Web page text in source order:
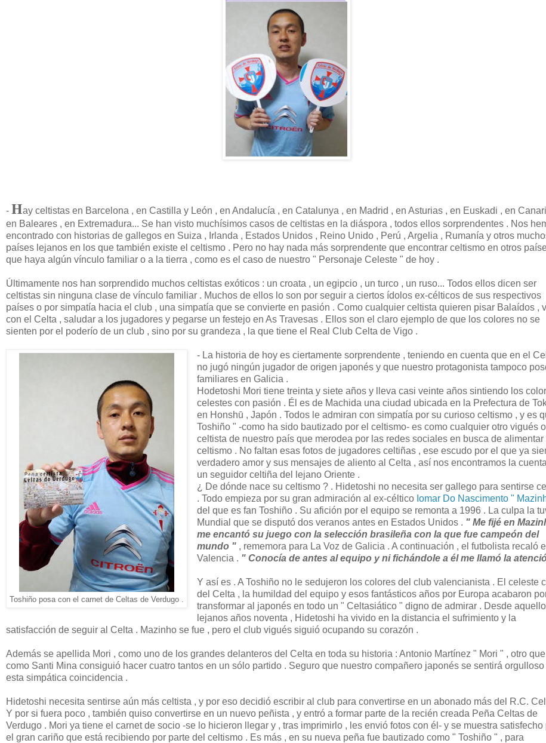
- Hay celtistas en Barcelona , en Castilla y León , en Andalucía , en Catalunya , en Madrid , en Asturias , en Euskadi , en
en Baleares , en Extremadura... Se han visto muchísimos casos de celtistas en la diáspora , todos ellos sorprendentes . Nos
encontrado con historias de gallegos en Suiza , Irlanda , Estados Unidos , Reino Unido , Perú , Argelia , Rumanía y otros
países lejanos en los que también existe el celtismo . Pero no hay nada más sorprendente que encontrar celtismo en otros
que haya algún vínculo familiar o a la tierra , como es el caso de nuestro " Personaje Celeste " de hoy .
Últimamente nos han sorprendido muchos celtistas exóticos : un croata , un egipcio , un turco , un ruso... Todos ellos dicen ser
celtistas sin ninguna clase de vínculo familiar . Muchos de ellos lo son por seguir a ciertos ídolos ex-célticos de sus respectivos
países o por simpatía hacia el club , una simpatía que se convierte en pasión . Como cualquier celtista quieren pisar Balaídos ,
con el Celta , saludar a los jugadores y pegarse un festejo en As Travesas . Ellos son el claro ejemplo de que los colores no se
sienten por el poderío de un club , sino por su grandeza , la que tiene el Real Club Celta de Vigo .
Toshiño posa con el carnet de Celtas de Verdugo .
- La historia de hoy es ciertamente sorprendente , teniendo en cuenta que en el
no jugó ningún jugador de origen japonés y que nuestro protagonista tampoco
familiares en Galicia .
Hodetoshi Mori tiene treinta y siete años y lleva casi veinte años sintiendo los
celestes con pasión . Él es de Machida una ciudad ubicada en la Prefectura de
en Honshū , Japón . Todos le admiran con simpatía por su curioso celtismo , y es
Toshiño " -como ha sido bautizado por el celtismo- es como cualquier otro vigués o
celtista de nuestro país que merodea por las redes sociales en busca de alimentar
celtismo . No faltan esas fotos de jugadores celtiñas , ese escudo por el que ya
verdadero amor y sus mensajes de aliento al Celta , así nos encontramos la
un seguidor celtiña del lejano Oriente .
¿ De dónde nace su celtismo ? . Hidetoshi no necesita ser gallego para sentirse
. Todo empieza por su gran admiración al ex-céltico Iomar Do Nascimento "
del que es fan Toshiño . Su afición por el equipo se remonta a 1996 . La culpa la
Mundial que se disputó dos veranos antes en Estados Unidos . " Me fijé en
me encantó su juego con la selección brasileña con la que fue campeón del
mundo ", rememora para La Voz de Galicia . A continuación , el futbolista recaló
Valencia . " Conocía de antes al equipo y ni fichándole a él me llamó la
Y así es . A Toshiño no le sedujeron los colores del club valencianista . El celeste
del Celta , la humildad del equipo y esos fantásticos años por Europa acabaron
transformar al japonés en todo un " Celtasiático " digno de admirar . Desde
lejanos años noventa , Hidetoshi ha vivido en la distancia el sufrimiento y la
satisfacción de seguir al Celta . Mazinho se fue , pero el club vigués siguió ocupando su corazón .
Además se apellida Mori , como uno de los grandes delanteros del Celta en toda su historia : Antonio Martínez " Mori " , otro que
como Santi Mina consiguió hacer cuatro tantos en un sólo partido . Seguro que nuestro compañero japonés se sentirá orgulloso
esta simpática coincidencia .
Hidetoshi necesita sentirse aún más celtista , y por eso decidió escribir al club para convertirse en un abonado más del R.C.
Y por si fuera poco , también quiso convertirse en un nuevo peñista , y entró a formar parte de la recién creada Peña Celtas de
Verdugo . Mori ya tiene el carnet de socio -se lo hicieron llegar y , tras imprimirlo , les envió fotos con él- y se muestra satisfecho
el gran cariño que está recibiendo por parte del celtismo . Es más , en su nueva peña fue bautizado como " Toshiño " , para